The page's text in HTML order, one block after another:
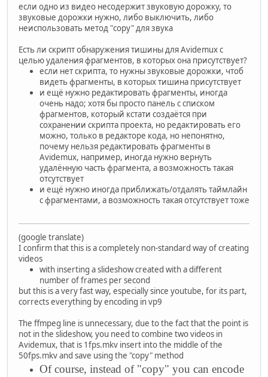
если одно из видео несодержит звуковую дорожку, то
звуковые дорожки нужно, либо выключить, либо
неиспользовать метод "copy" для звука
Есть ли скрипт обнаружения тишины для Avidemux с
целью удаления фрагментов, в которых она присутствует?
если нет скрипта, то нужны звуковые дорожки, чтоб
видеть фрагменты, в которых тишина присутствует
и ещё нужно редактировать фрагменты, иногда
очень надо; хотя бы просто панель с списком
фрагментов, который кстати создаётся при
сохранении скрипта проекта, но редактировать его
можно, только в редакторе кода, но непонятно,
почему нельзя редактировать фрагменты в
Avidemux, например, иногда нужно вернуть
удалённую часть фрагмента, а возможность такая
отсутствует
и ещё нужно иногда приближать/отдалять таймлайн
с фрагментами, а возможность такая отсутствует тоже
(google translate)
I confirm that this is a completely non-standard way of creating
videos
with inserting a slideshow created with a different
number of frames per second
but this is a very fast way, especially since youtube, for its part,
corrects everything by encoding in vp9
The ffmpeg line is unnecessary, due to the fact that the point is
not in the slideshow, you need to combine two videos in
Avidemux, that is 1fps.mkv insert into the middle of the
50fps.mkv and save using the "copy" method
Of course, instead of "copy" you can encode